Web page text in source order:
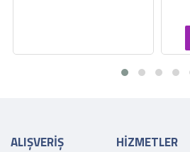
ALIŞVERİŞ HİZMETLER